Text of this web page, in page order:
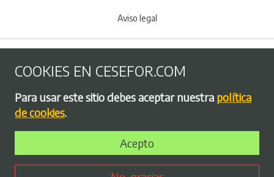
Menú del pie
Aviso legal
Política de privacidad
Bolsa de empleo
COOKIES EN CESEFOR.COM
Para usar este sitio debes aceptar nuestra política
de cookies.
Acepto